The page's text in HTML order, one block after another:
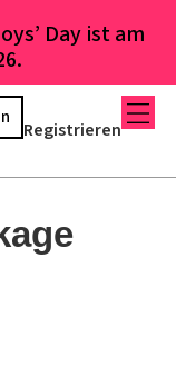
Day ist am
Registrieren